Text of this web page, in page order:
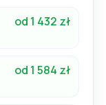
od 1 432 zł
od 1 584 zł